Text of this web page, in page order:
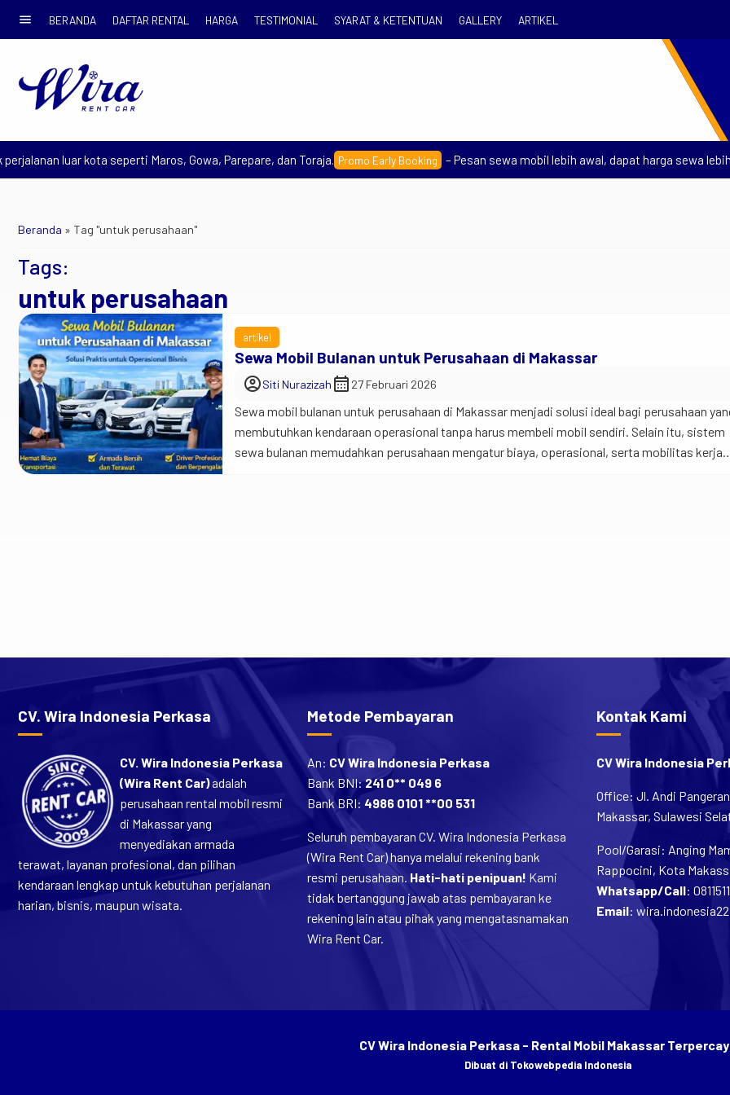
menu BERANDA DAFTAR RENTAL HARGA TESTIMONIAL SYARAT & KETENTUAN GALLERY ARTIKEL
luar kota seperti Maros, Gowa, Parepare, dan Toraja. Promo Early Booking – Pesan sewa mobil lebih awal, dapat harga sewa lebih
Beranda » Tag "untuk perusahaan"
Tags:
untuk perusahaan
artikel
Sewa Mobil Bulanan untuk Perusahaan di Makassar
account_circleSiti Nurazizah calendar_month 27 Februari 2026
Sewa mobil bulanan untuk perusahaan di Makassar menjadi solusi ideal bagi perusahaan
membutuhkan kendaraan operasional tanpa harus membeli mobil sendiri. Selain itu, sistem
sewa bulanan memudahkan perusahaan mengatur biaya, operasional, serta mobilitas kerja
CV. Wira Indonesia Perkasa
CV. Wira Indonesia Perkasa
(Wira Rent Car)adalah
perusahaan rental mobil resmi
di Makassar yang
menyediakan armada
terawat, layanan profesional, dan pilihan
kendaraan lengkap untuk kebutuhan perjalanan
harian, bisnis, maupun wisata.
Metode Pembayaran
An: CV Wira Indonesia Perkasa
Bank BNI:241 0** 049 6
Bank BRI: 4986 0101 **00 531
Seluruh pembayaran CV. Wira Indonesia Perkasa
(Wira Rent Car) hanya melalui rekening bank
resmi perusahaan. Hati-hati penipuan! Kami
tidak bertanggung jawab atas pembayaran ke
rekening lain atau pihak yang mengatasnamakan
Wira Rent Car.
Kontak Kami
CV Wira Indonesia
Office: Jl. Andi
Makassar, Sulawesi
Pool/Garasi: Anging
Rappocini, Kota
Whatsapp/Call:
Email:
CV Wira Indonesia Perkasa - Rental Mobil Makassar
Dibuat di Tokowebpedia Indonesia